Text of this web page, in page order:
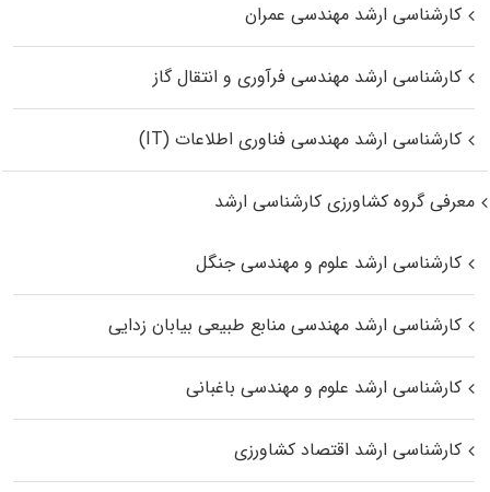
کارشناسی ارشد مهندسی عمران
کارشناسی ارشد مهندسی فرآوری و انتقال گاز
کارشناسی ارشد مهندسی فناوری اطلاعات (IT)
معرفی گروه کشاورزی کارشناسی ارشد
کارشناسی ارشد علوم و مهندسی جنگل
کارشناسی ارشد مهندسی منابع طبیعی بیابان زدایی
کارشناسی ارشد علوم و مهندسی باغبانی
کارشناسی ارشد اقتصاد کشاورزی